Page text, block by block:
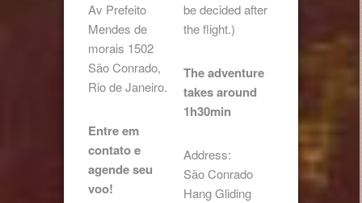
Av Prefeito
Mendes de
morais 1502
São Conrado,
Rio de Janeiro.
Entre em
contato e
agende seu
voo!
be decided after
the flight.)
The adventure
takes around
1h30min
Address:
São Conrado
Hang Gliding